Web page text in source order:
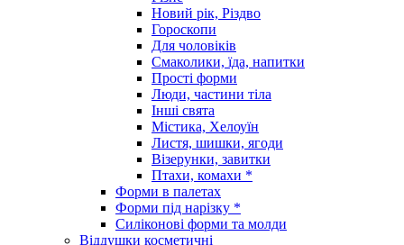
Новий рік, Різдво
Гороскопи
Для чоловіків
Смаколики, їда, напитки
Прості форми
Люди, частини тіла
Інші свята
Містика, Хелоуїн
Листя, шишки, ягоди
Візерунки, завитки
Птахи, комахи *
Форми в палетах
Форми під нарізку *
Силіконові форми та молди
Віддушки косметичні